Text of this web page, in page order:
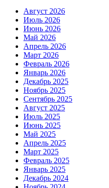
Август 2026
Июль 2026
Июнь 2026
Май 2026
Апрель 2026
Март 2026
Февраль 2026
Январь 2026
Декабрь 2025
Ноябрь 2025
Сентябрь 2025
Август 2025
Июль 2025
Июнь 2025
Май 2025
Апрель 2025
Март 2025
Февраль 2025
Январь 2025
Декабрь 2024